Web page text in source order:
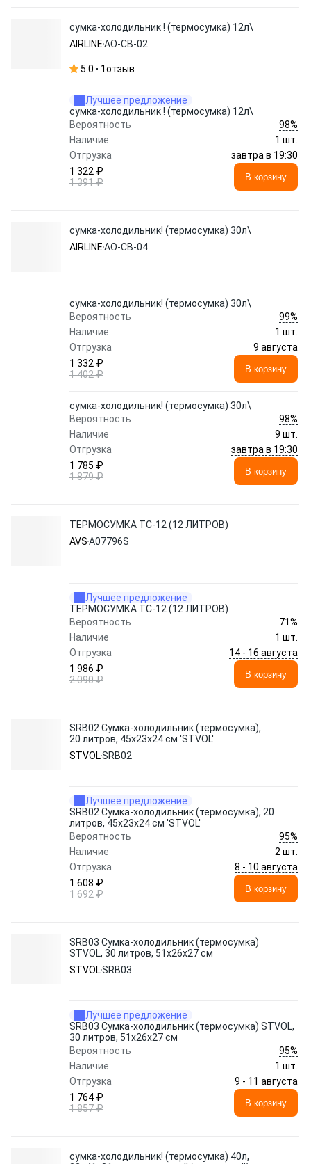
сумка-холодильник ! (термосумка) 12л\
AIRLINEAO-CB-02
5.0 1отзыв
Лучшее предложение
сумка-холодильник ! (термосумка) 12л\
Вероятность
98%
Наличие
1 шт.
Отгрузка
завтра в 19:30
1 322 ₽
1 391 ₽
В корзину
сумка-холодильник! (термосумка) 30л\
AIRLINEAO-CB-04
сумка-холодильник! (термосумка) 30л\
Вероятность
99%
Наличие
1 шт.
Отгрузка
9 августа
1 332 ₽
1 402 ₽
В корзину
сумка-холодильник! (термосумка) 30л\
Вероятность
98%
Наличие
9 шт.
Отгрузка
завтра в 19:30
1 785 ₽
1 879 ₽
В корзину
ТЕРМОСУМКА TC-12 (12 ЛИТРОВ)
AVSA07796S
Лучшее предложение
ТЕРМОСУМКА TC-12 (12 ЛИТРОВ)
Вероятность
71%
Наличие
1 шт.
Отгрузка
14 - 16 августа
1 986 ₽
2 090 ₽
В корзину
SRB02 Сумка-холодильник (термосумка),
20 литров, 45х23х24 см 'STVOL'
STVOLSRB02
Лучшее предложение
SRB02 Сумка-холодильник (термосумка), 20
литров, 45х23х24 см 'STVOL'
Вероятность
95%
Наличие
2 шт.
Отгрузка
8 - 10 августа
1 608 ₽
1 692 ₽
В корзину
SRB03 Сумка-холодильник (термосумка)
STVOL, 30 литров, 51х26х27 см
STVOLSRB03
Лучшее предложение
SRB03 Сумка-холодильник (термосумка) STVOL,
30 литров, 51х26х27 см
Вероятность
95%
Наличие
1 шт.
Отгрузка
9 - 11 августа
1 764 ₽
1 857 ₽
В корзину
сумка-холодильник! (термосумка) 40л,